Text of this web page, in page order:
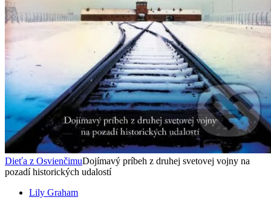
Dieťa z OsvienčimuDojímavý príbeh z druhej svetovej vojny na
pozadí historických udalostí
Lily Graham